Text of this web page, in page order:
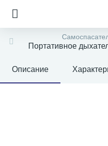
Портативное
Описание